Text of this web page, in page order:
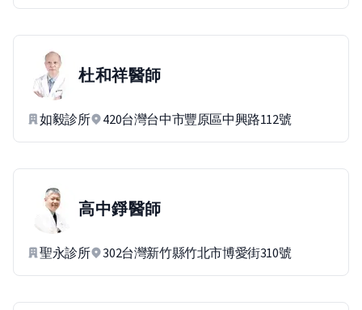
杜和祥醫師
如毅診所 420台灣台中市豐原區中興路112號
高中錚醫師
聖永診所 302台灣新竹縣竹北市博愛街310號